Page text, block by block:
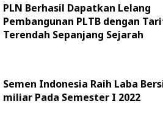
PLN Berhasil Dapatkan Lelang
Pembangunan PLTB dengan
Terendah Sepanjang Sejarah
Semen Indonesia Raih Laba
miliar Pada Semester I 2022